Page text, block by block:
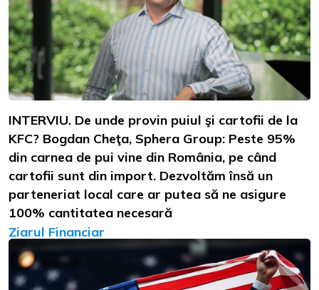
INTERVIU. De unde provin puiul şi cartofii de la
KFC? Bogdan Cheţa, Sphera Group: Peste 95%
din carnea de pui vine din România, pe când
cartofii sunt din import. Dezvoltăm însă un
parteneriat local care ar putea să ne asigure
100% cantitatea necesară
Ziarul Financiar